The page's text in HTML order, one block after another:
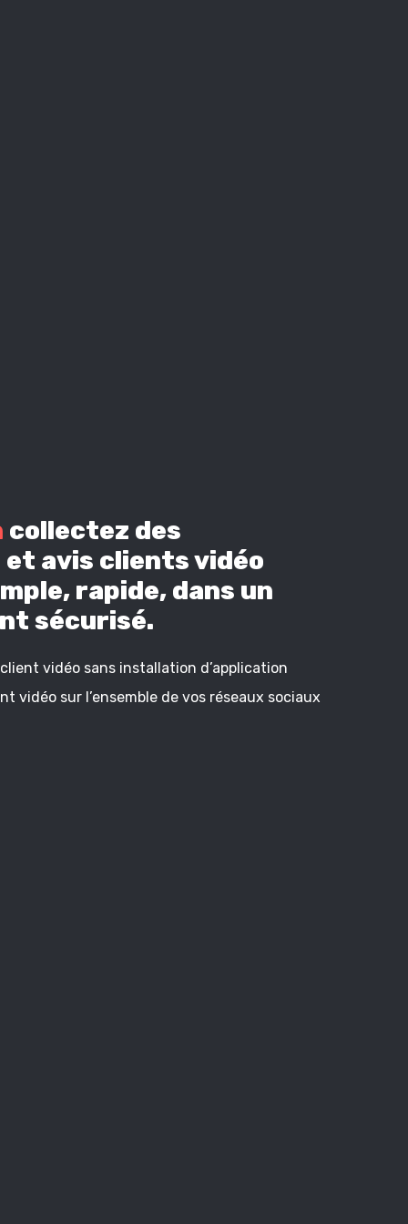
collectez des
et avis clients vidéo
rapide, dans un
sécurisé.
vidéo sans installation d’application
vidéo sur l’ensemble de vos réseaux sociaux